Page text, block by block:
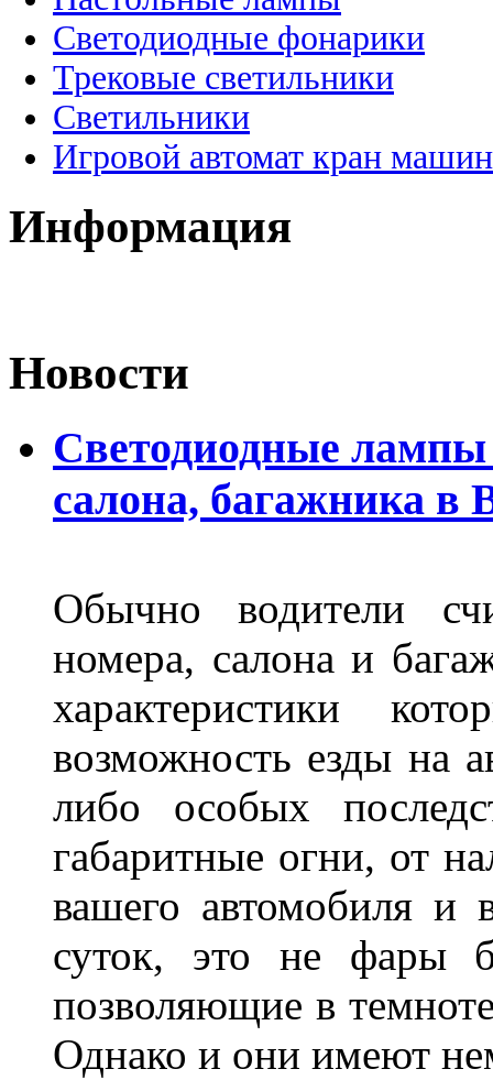
Светодиодные фонарики
Трековые светильники
Светильники
Игровой автомат кран
Информация
Новости
Светодиодные лампы
салона, багажника в
Обычно водители
номера, салона и
характеристики
возможность езды на
либо особых
габаритные огни, от
вашего автомобиля и
суток, это не фары
позволяющие в
Однако и они имеют